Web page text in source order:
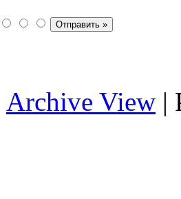
Archive View |